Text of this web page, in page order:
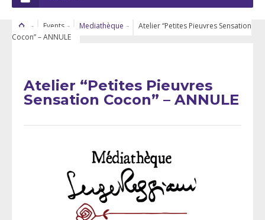
Events Mediathèque
Atelier “Petites Pieuvres Sensation
Cocon” – ANNULE
Atelier “Petites Pieuvres
Sensation Cocon” – ANNULE